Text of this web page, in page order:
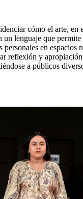
cómo el arte, en
un lenguaje que
personales en espacios
reflexión y apropiación
a públicos